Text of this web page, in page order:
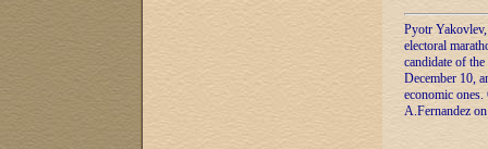
Pyotr
electoral
candidate of
December 10,
economic
A.Fernandez